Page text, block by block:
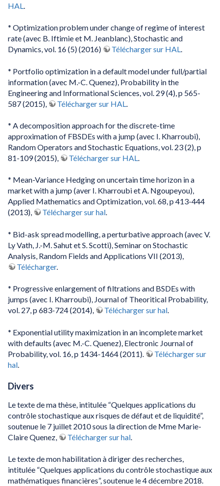
HAL.
* Optimization problem under change of regime of interest
rate (avec B. Iftimie et M. Jeanblanc), Stochastic and
Dynamics, vol. 16 (5) (2016)
Télécharger sur HAL.
* Portfolio optimization in a default model under full/partial
information (avec M.-C. Quenez), Probability in the
Engineering and Informational Sciences, vol. 29 (4), p 565-
587 (2015),
Télécharger sur HAL
* A decomposition approach for the discrete-time
approximation of FBSDEs with a jump (avec I. Kharroubi),
Random Operators and Stochastic Equations, vol. 23 (2), p
81-109 (2015),
Télécharger sur HAL.
* Mean-Variance Hedging on uncertain time horizon in a
market with a jump (aver I. Kharroubi et A. Ngoupeyou),
Applied Mathematics and Optimization, vol. 68, p 413-444
(2013),
Télécharger sur hal.
* Bid-ask spread modelling, a perturbative approach (avec V.
Ly Vath, J.-M. Sahut et S. Scotti), Seminar on Stochastic
Analysis, Random Fields and Applications VII (2013),
Télécharger.
* Progressive enlargement of filtrations and BSDEs with
jumps (avec I. Kharroubi), Journal of Theoritical Probability,
vol. 27, p 683-724 (2014),
Télécharger sur hal.
* Exponential utility maximization in an incomplete market
with defaults (avec M.-C. Quenez), Electronic Journal of
Probability, vol. 16, p 1434-1464 (2011).
Télécharger sur
hal
Divers
Le texte de ma thèse, intitulée “Quelques applications du
contrôle stochastique aux risques de défaut et de liquidité”,
soutenue le 7 juillet 2010 sous la direction de Mme Marie-
Claire Quenez,
Télécharger sur hal.
Le texte de mon habilitation à diriger des recherches,
intitulée “Quelques applications du contrôle stochastique aux
mathématiques financières”, soutenue le 4 décembre 2018.